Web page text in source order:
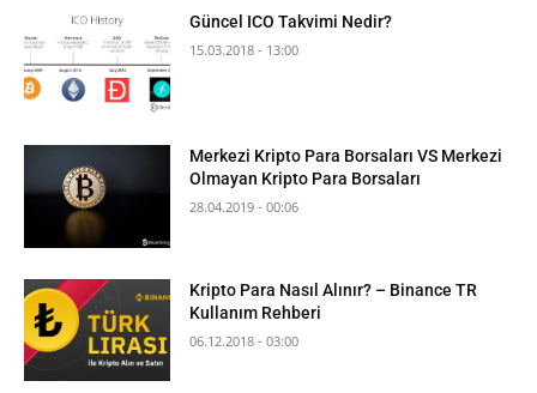
Güncel ICO Takvimi Nedir?
15.03.2018 - 13:00
Merkezi Kripto Para Borsaları VS Merkezi
Olmayan Kripto Para Borsaları
28.04.2019 - 00:06
Kripto Para Nasıl Alınır? – Binance TR
Kullanım Rehberi
06.12.2018 - 03:00